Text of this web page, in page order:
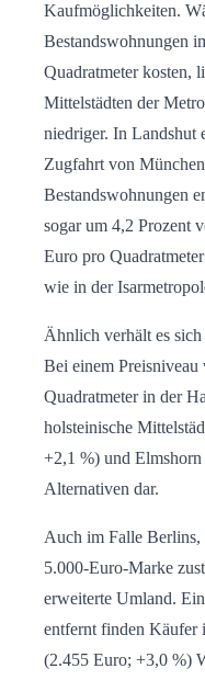
Kaufmöglichkeiten.
Bestandswohnungen
Quadratmeter kosten,
Mittelstädten der
niedriger. In Landshut
Zugfahrt von
Bestandswohnungen
sogar um 4,2 Prozent
Euro pro
wie in der
Ähnlich verhält es
Bei einem
Quadratmeter in der
holsteinische
+2,1 %) und
Alternativen dar.
Auch im Falle Berlins,
5.000-Euro-Marke
erweiterte Umland.
entfernt finden Käufer
(2.455 Euro; +3,0 %)